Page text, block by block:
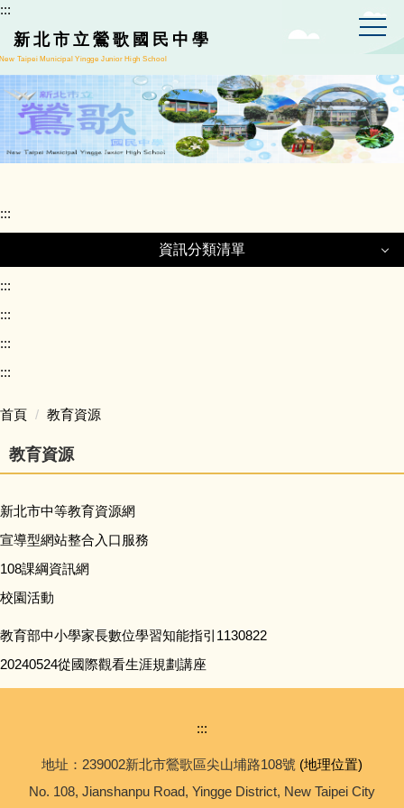
跳
到
主
要
內
容
區
:::
新北市立鶯歌國民中學
Taipei Municipal Yingge Junior High School
:::
資訊分類清單
校務問卷填寫
英語日專區
學校家庭教育專區
校務規章及辦法
便民業務
:::
:::
:::
:::
首頁 教育資源
教育資源
新北市中等教育資源網
宣導型網站整合入口服務
108課綱資訊網
校園活動
教育部中小學家長數位學習知能指引1130822
20240524從國際觀看生涯規劃講座
:::
地址：239002新北市鶯歌區尖山埔路108號 (地理位置)
No. 108, Jianshanpu Road, Yingge District, New Taipei City